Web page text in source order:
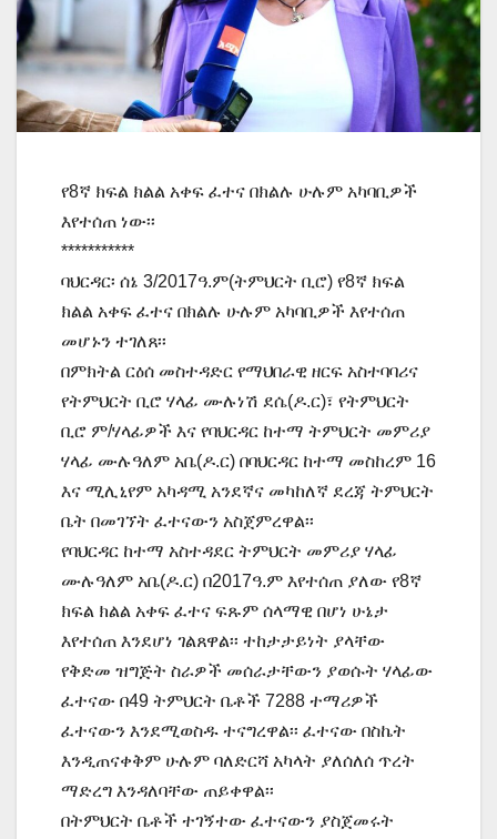
የ8ኛ ክፍል ክልል አቀፍ ፈተና በክልሉ ሁሉም አካባቢዎች
እየተሰጠ ነው፡፡
***********
ባህርዳር፡ ሰኔ 3/2017ዓ.ም(ትምህርት ቢሮ) የ8ኛ ክፍል
ክልል አቀፍ ፈተና በክልሉ ሁሉም አካባቢዎች እየተሰጠ
መሆኑን ተገለጸ፡፡
በምክትል ርዕሰ መስተዳድር የማህበራዊ ዘርፍ አስተባባሪና
የትምህርት ቢሮ ሃላፊ ሙሉነሽ ደሴ(ዶ.ር)፣ የትምህርት
ቢሮ ም/ሃላፊዎች እና የባህርዳር ከተማ ትምህርት መምሪያ
ሃላፊ ሙሉዓለም አቤ(ዶ.ር) በባህርዳር ከተማ መስከረም 16
እና ሚሊኒየም አካዳሚ አንደኛና መካከለኛ ደረጃ ትምህርት
ቤት በመገኘት ፈተናውን አስጀምረዋል፡፡
የባህርዳር ከተማ አስተዳደር ትምህርት መምሪያ ሃላፊ
ሙሉዓለም አቤ(ዶ.ር) በ2017ዓ.ም እየተሰጠ ያለው የ8ኛ
ክፍል ክልል አቀፍ ፈተና ፍጹም ሰላማዊ በሆነ ሁኔታ
እየተሰጠ እንደሆነ ገልጸዋል፡፡ ተከታታይነት ያላቸው
የቅድመ ዝግጅት ስራዎች መሰራታቸውን ያወሱት ሃላፊው
ፈተናው በ49 ትምህርት ቤቶች 7288 ተማሪዎች
ፈተናውን እንደሚወስዱ ተናግረዋል፡፡ ፈተናው በስኬት
እንዲጠናቀቅም ሁሉም ባለድርሻ አካላት ያለሰለሰ ጥረት
ማድረግ እንዳለባቸው ጠይቀዋል፡፡
በትምህርት ቤቶች ተገኝተው ፈተናውን ያስጀመሩት